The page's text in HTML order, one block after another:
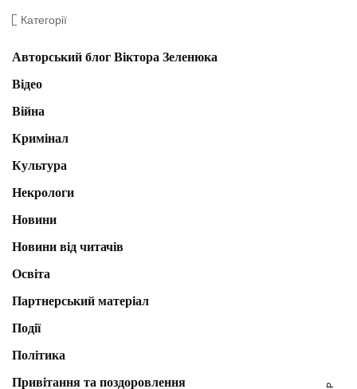
Категорії
Авторський блог Віктора Зеленюка
Відео
Війна
Кримінал
Культура
Некрологи
Новини
Новини від читачів
Освіта
Партнерський матеріал
Події
Політика
Привітання та поздоровлення